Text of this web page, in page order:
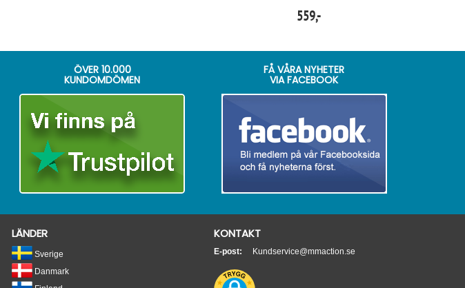
559,-
ÖVER 10.000
KUNDOMDÖMEN
FÅ VÅRA NYHETER
VIA FACEBOOK
LÄNDER
Sverige
Danmark
KONTAKT
E-post: Kundservice@mmaction.se